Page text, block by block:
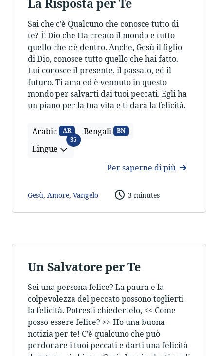
La Risposta per Te
Sai che c’è Qualcuno che conosce tutto di
te? È Dio che Ha creato il mondo e tutto
quello che c’è dentro. Anche, Gesù il figlio
di Dio, conosce tutto quello che hai fatto.
Lui conosce il presente, il passato, ed il
futuro. Ti ama ed è vennuto in questo
mondo per salvarti dai tuoi peccati. Egli ha
un piano per la tua vita e ti darà la felicità.
Arabic AR Bengali BN
Lingue
35 Lingue
Per saperne di più
Gesù, Amore, Vangelo 3 minutes
Un Salvatore per Te
Sei una persona felice? La paura e la
colpevolezza del peccato possono toglierti
la felicità. Potresti chiedertelo, << Come
posso essere felice? >> Ho una buona
notizia per te! C’è qualcuno che può
perdonare i tuoi peccati e darti una felicità